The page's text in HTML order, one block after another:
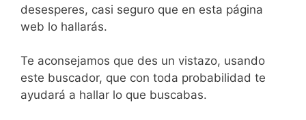
desesperes, casi seguro que en esta página
web lo hallarás.
Te aconsejamos que des un vistazo, usando
este buscador, que con toda probabilidad te
ayudará a hallar lo que buscabas.